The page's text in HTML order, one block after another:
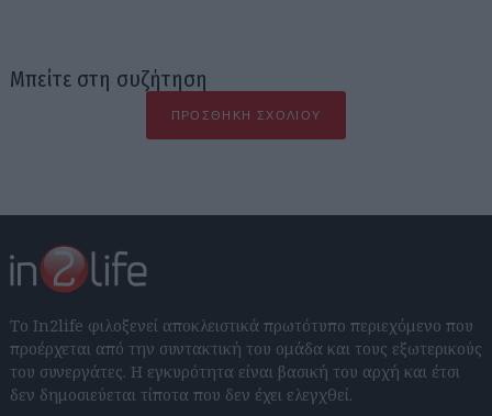
Μπείτε στη συζήτηση
ΠΡΟΣΘΉΚΗ ΣΧΟΛΊΟΥ
Το In2life φιλοξενεί αποκλειστικά πρωτότυπο περιεχόμενο που
προέρχεται από την συντακτική του ομάδα και τους εξωτερικούς
του συνεργάτες. Η εγκυρότητα είναι βασική του αρχή και έτσι
δεν δημοσιεύεται τίποτα που δεν έχει ελεγχθεί.